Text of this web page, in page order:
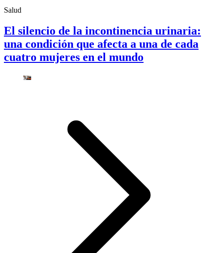
Salud
El silencio de la incontinencia urinaria:
una condición que afecta a una de cada
cuatro mujeres en el mundo